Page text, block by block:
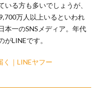
る方も多いでしょうが、
万人以上いるといわれ
本一のSNSメディア。年代
LINEです。
く｜LINEヤフー